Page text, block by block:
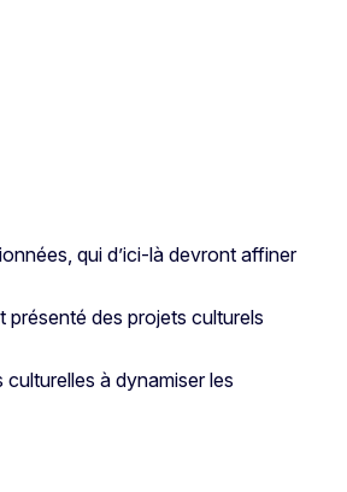
qui d’ici-là devront affiner
présenté des projets culturels
à dynamiser les